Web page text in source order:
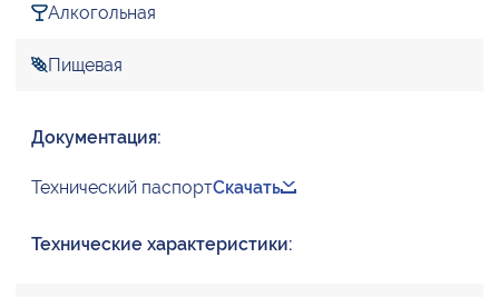
Алкогольная
Пищевая
Документация:
Технический паспортСкачать
Технические характеристики: